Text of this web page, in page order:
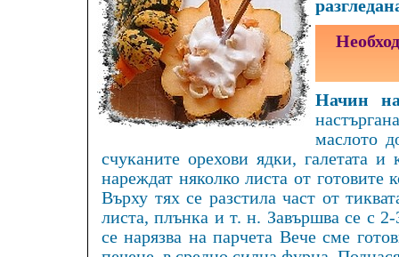
Начин
маслото
счуканите орехови ядки, галетата
нареждат няколко листа от готовите
Върху тях се разстила част от
листа, плънка и т. н. Завършва се с
се нарязва на парчета Вече сме